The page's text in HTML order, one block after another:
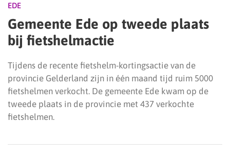
EDE
Gemeente Ede op tweede plaats
bij fietshelmactie
Tijdens de recente fietshelm-kortingsactie van de
provincie Gelderland zijn in één maand tijd ruim 5000
fietshelmen verkocht. De gemeente Ede kwam op de
tweede plaats in de provincie met 437 verkochte
fietshelmen.